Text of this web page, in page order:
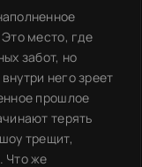
место, где
забот, но
него зреет
прошлое
терять
трещит,
Что же